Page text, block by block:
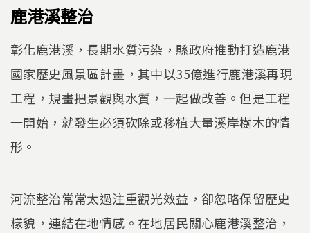
鹿港溪整治
彰化鹿港溪，長期水質污染，縣政府推動打造鹿港
國家歷史風景區計畫，其中以35億進行鹿港溪再現
工程，規畫把景觀與水質，一起做改善。但是工程
一開始，就發生必須砍除或移植大量溪岸樹木的情
形。
河流整治常常太過注重觀光效益，卻忽略保留歷史
樣貌，連結在地情感。在地居民關心鹿港溪整治，